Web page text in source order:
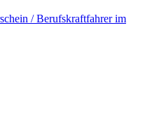
/ Berufskraftfahrer im